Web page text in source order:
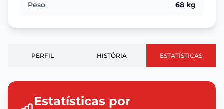
Peso 68 kg
PERFIL HISTÓRIA ESTATÍSTICAS
Estatísticas por